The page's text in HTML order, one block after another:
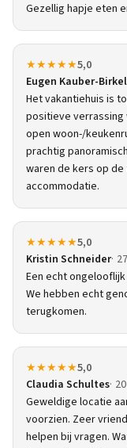
Gezellig hapje eten
★★★★★5,0
Eugen Kauber-
Het vakantiehuis is
positieve verrassing
open woon-/
prachtig
waren de kers op
accommodatie.
★★★★★5,0
Kristin Schneider
Een echt
We hebben echt
terugkomen.
★★★★★5,0
Claudia Schultes
Geweldige locatie
voorzien. Zeer
helpen bij vragen.